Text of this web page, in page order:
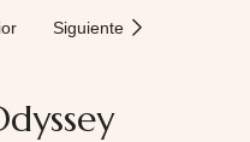
Siguiente